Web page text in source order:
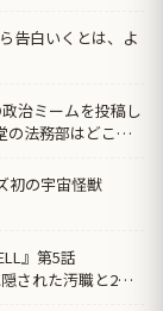
告白いくとは、よ
治ミームを投稿し
の法務部はどこ行
初の宇宙怪獣
』第5話
された汚職と2週